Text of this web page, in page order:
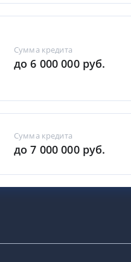
Сумма кредита
до 6 000 000 руб.
Сумма кредита
до 7 000 000 руб.